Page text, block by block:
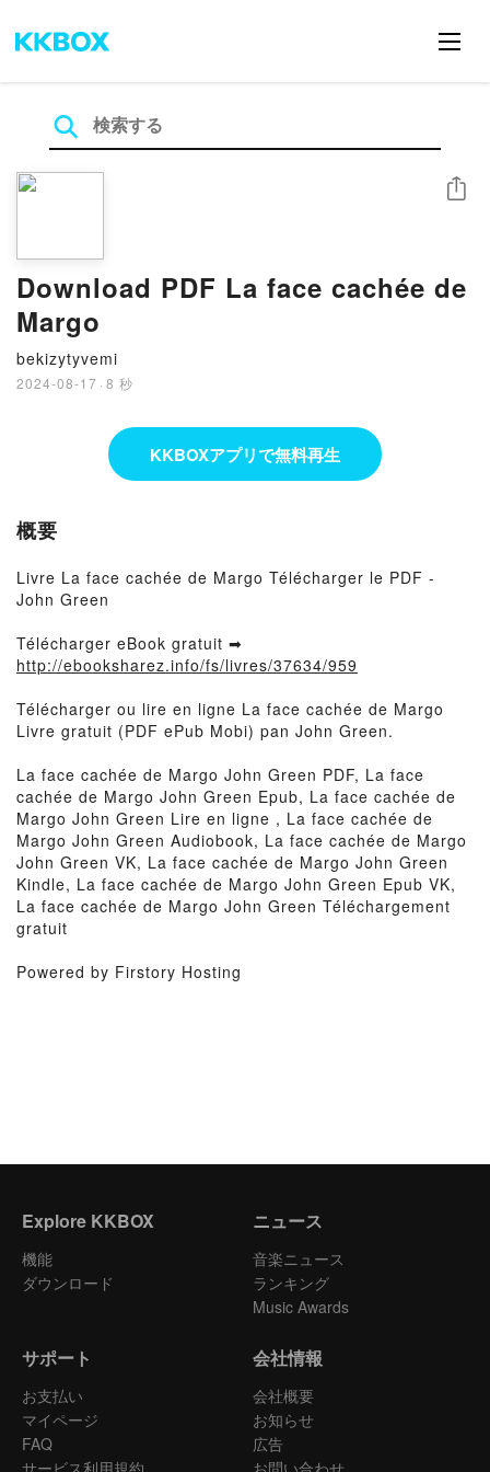
Download PDF La face cachée de
Margo
bekizytyvemi
2024-08-17 · 8 秒
シェア
KKBOXアプリで無料再生
概要
Livre La face cachée de Margo Télécharger le PDF -
John Green
Télécharger eBook gratuit ➡
http://ebooksharez.info/fs/livres/37634/959
Télécharger ou lire en ligne La face cachée de Margo
Livre gratuit (PDF ePub Mobi) pan John Green.
La face cachée de Margo John Green PDF, La face
cachée de Margo John Green Epub, La face cachée de
Margo John Green Lire en ligne , La face cachée de
Margo John Green Audiobook, La face cachée de Margo
John Green VK, La face cachée de Margo John Green
Kindle, La face cachée de Margo John Green Epub VK,
La face cachée de Margo John Green Téléchargement
gratuit
Powered by Firstory Hosting
Explore KKBOX
機能
ダウンロード
ニュース
音楽ニュース
ランキング
Music Awards
サポート
お支払い
マイページ
FAQ
サービス利用規約
会社情報
会社概要
お知らせ
広告
お問い合わせ